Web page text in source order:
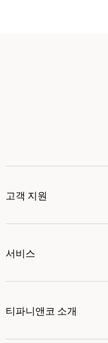
고객 지원
서비스
티파니앤코 소개